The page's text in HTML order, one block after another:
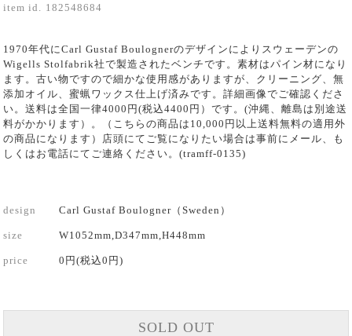
item id. 182548684
1970年代にCarl Gustaf Boulognerのデザインによりスウェーデンの
Wigells Stolfabrik社で製造されたベンチです。素材はパイン材になり
ます。古い物ですので細かな使用感がありますが、クリーニング、無
添加オイル、蜜蝋ワックス仕上げ済みです。詳細画像でご確認くださ
い。送料は全国一律4000円(税込4400円）です。(沖縄、離島は別途送
料がかかります）。（こちらの商品は10,000円以上送料無料の適用外
の商品になります）店頭にてご覧になりたい場合は事前にメール、も
しくはお電話にてご連絡ください。(tramff-0135)
design Carl Gustaf Boulogner（Sweden）
size W1052mm,D347mm,H448mm
price 0円(税込0円)
SOLD OUT